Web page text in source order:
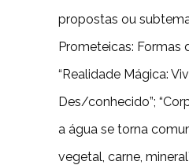
propostas ou
Prometeicas: Formas
“Realidade Mágica:
Des/conhecido”;
a água se torna
vegetal, carne,